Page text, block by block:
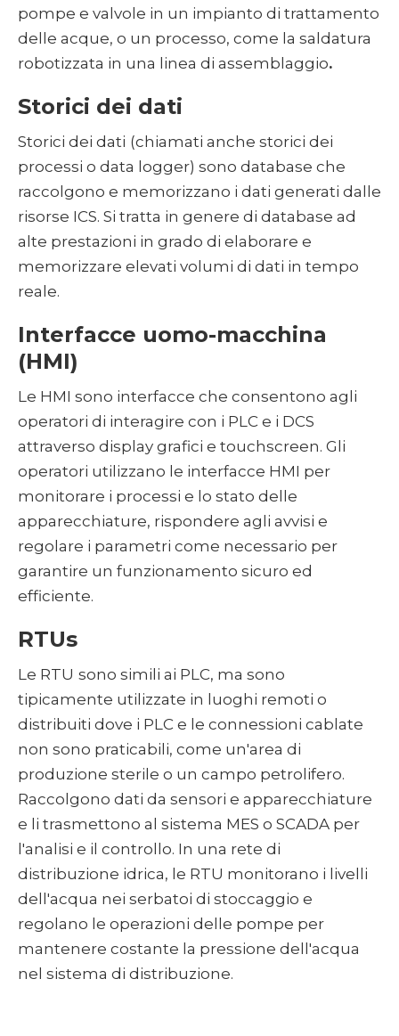
pompe e valvole in un impianto di trattamento
delle acque, o un processo, come la saldatura
robotizzata in una linea di assemblaggio.‍
Storici dei dati
Storici dei dati (chiamati anche storici dei
processi o data logger) sono database che
raccolgono e memorizzano i dati generati dalle
risorse ICS. Si tratta in genere di database ad
alte prestazioni in grado di elaborare e
memorizzare elevati volumi di dati in tempo
reale.
Interfacce uomo-macchina
(HMI)
Le HMI sono interfacce che consentono agli
operatori di interagire con i PLC e i DCS
attraverso display grafici e touchscreen. Gli
operatori utilizzano le interfacce HMI per
monitorare i processi e lo stato delle
apparecchiature, rispondere agli avvisi e
regolare i parametri come necessario per
garantire un funzionamento sicuro ed
efficiente.
‍RTUs
Le RTU sono simili ai PLC, ma sono
tipicamente utilizzate in luoghi remoti o
distribuiti dove i PLC e le connessioni cablate
non sono praticabili, come un'area di
produzione sterile o un campo petrolifero.
Raccolgono dati da sensori e apparecchiature
e li trasmettono al sistema MES o SCADA per
l'analisi e il controllo. In una rete di
distribuzione idrica, le RTU monitorano i livelli
dell'acqua nei serbatoi di stoccaggio e
regolano le operazioni delle pompe per
mantenere costante la pressione dell'acqua
nel sistema di distribuzione.